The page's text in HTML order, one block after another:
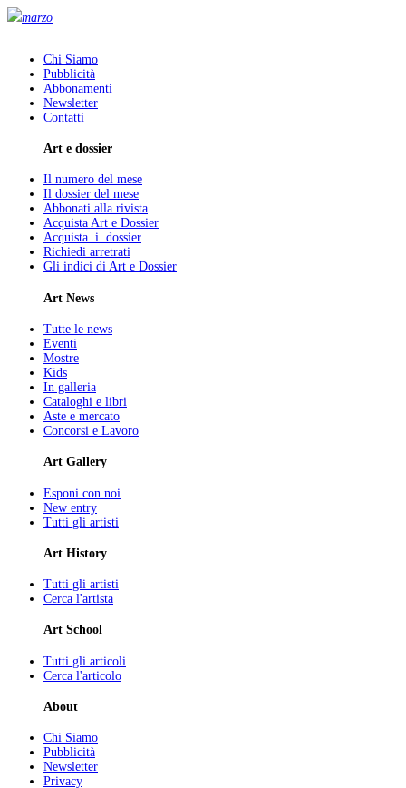
marzo
Chi Siamo
Pubblicità
Abbonamenti
Newsletter
Contatti
Art e dossier
Il numero del mese
Il dossier del mese
Abbonati alla rivista
Acquista Art e Dossier
Acquista i dossier
Richiedi arretrati
Gli indici di Art e Dossier
Art News
Tutte le news
Eventi
Mostre
Kids
In galleria
Cataloghi e libri
Aste e mercato
Concorsi e Lavoro
Art Gallery
Esponi con noi
New entry
Tutti gli artisti
Art History
Tutti gli artisti
Cerca l'artista
Art School
Tutti gli articoli
Cerca l'articolo
About
Chi Siamo
Pubblicità
Newsletter
Privacy